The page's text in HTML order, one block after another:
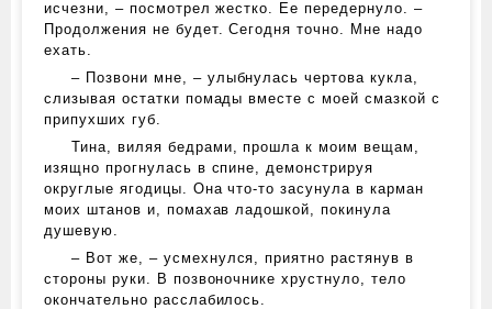
исчезни, – посмотрел жестко. Ее передернуло. –
Продолжения не будет. Сегодня точно. Мне надо
ехать.
– Позвони мне, – улыбнулась чертова кукла,
слизывая остатки помады вместе с моей смазкой с
припухших губ.
Тина, виляя бедрами, прошла к моим вещам,
изящно прогнулась в спине, демонстрируя
округлые ягодицы. Она что-то засунула в карман
моих штанов и, помахав ладошкой, покинула
душевую.
– Вот же, – усмехнулся, приятно растянув в
стороны руки. В позвоночнике хрустнуло, тело
окончательно расслабилось.